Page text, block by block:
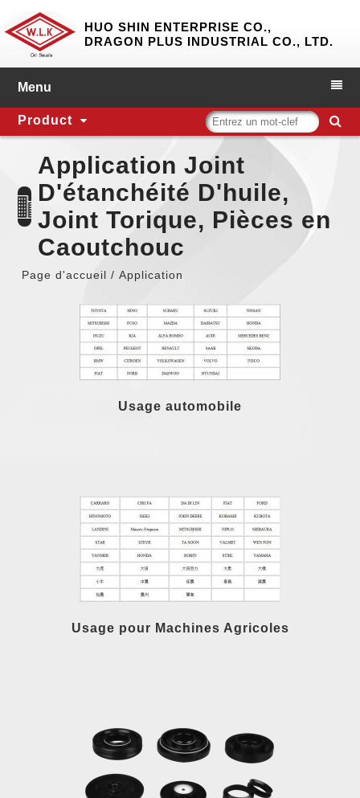
HUO SHIN ENTERPRISE CO.,
DRAGON PLUS INDUSTRIAL CO., LTD.
Product
Application Joint
D'étanchéité D'huile,
Joint Torique, Pièces en
Caoutchouc
Page d'accueil Application
Usage automobile
Usage pour Machines Agricoles